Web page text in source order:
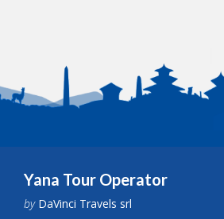
Yana Tour Operator
byDaVinci Travels srl